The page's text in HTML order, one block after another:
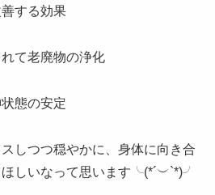
する効果
て老廃物の浄化
態の安定
しつつ穏やかに、身体に向き合
しいなって思います╰(*´︶`*)╯